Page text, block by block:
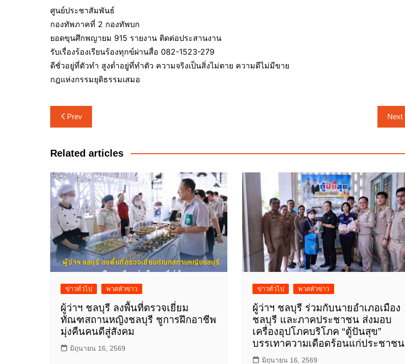
ศูนย์ประชาสัมพันธ์
กองทัพภาคที่ 2 กองทัพบก
ยอดขุนศึกพญายม 915 รายงาน ติดต่อประสานงาน
รับเรื่องร้องเรียนร้องทุกข์ผ่านสื่อ 082-1523-279
ดีชั่วอยู่ที่ตัวทำ สูงต่ำอยู่ที่ทำตัว ความจริงเป็นสิ่งไม่ตาย ความดีไม่มีขาย
กฎแห่งกรรมยุติธรรมเสมอ
แนะแนว
เรื่อง
Prev Next
Related articles
ข่าวทั่วไป พาดหัวข่าว
ผู้ว่าฯ ชลบุรี ลงพื้นที่ตรวจเยี่ยม
ทัณฑสถานหญิงชลบุรี ชูการฝึกอาชีพ
มุ่งคืนคนดีสู่สังคม
มิถุนายน 16, 2569
ข่าวทั่วไป พาดหัวข่าว
ผู้ว่าฯ ชลบุรี ร่วมกับนายอำเภอเมือง
ชลบุรี และภาคประชาชน ส่งมอบ
เครื่องอุปโภคบริโภค “ตู้ปันสุข”
บรรเทาความเดือดร้อนแก่ประชาชน
มิถุนายน 16, 2569